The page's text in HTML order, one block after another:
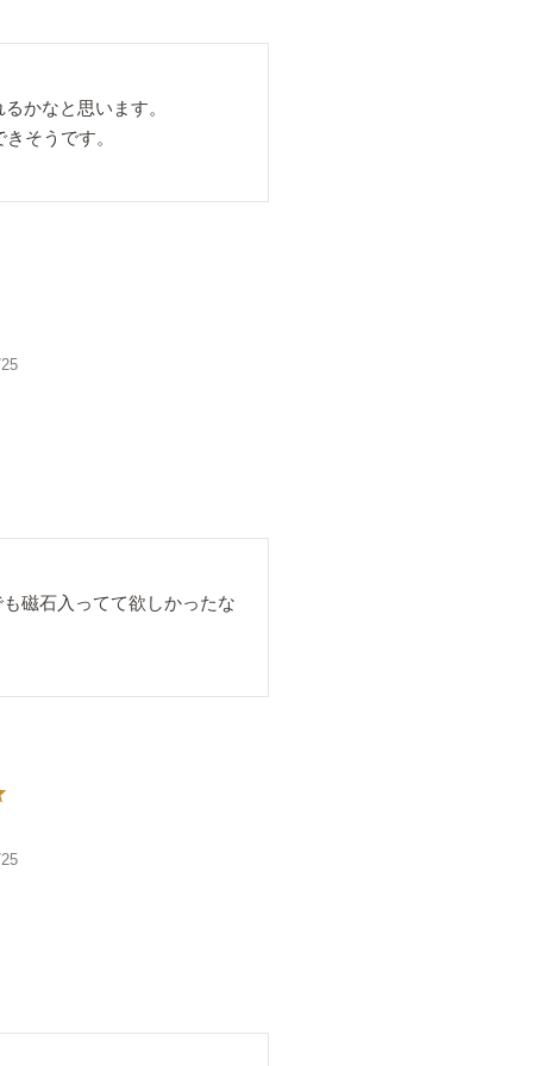
かなと思います。
そうです。
磁石入ってて欲しかったな